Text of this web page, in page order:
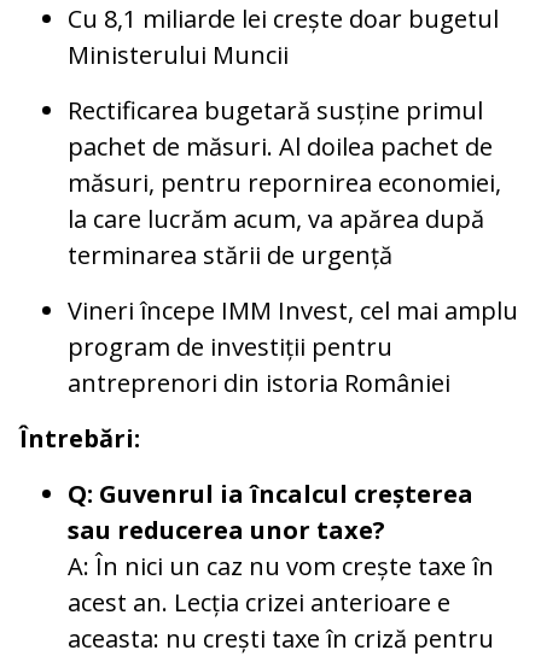
Cu 8,1 miliarde lei crește doar bugetul
Ministerului Muncii
Rectificarea bugetară susține primul
pachet de măsuri. Al doilea pachet de
măsuri, pentru repornirea economiei,
la care lucrăm acum, va apărea după
terminarea stării de urgență
Vineri începe IMM Invest, cel mai amplu
program de investiții pentru
antreprenori din istoria României
Întrebări:
Q: Guvenrul ia încalcul creșterea
sau reducerea unor taxe?
A: În nici un caz nu vom crește taxe în
acest an. Lecția crizei anterioare e
aceasta: nu crești taxe în criză pentru